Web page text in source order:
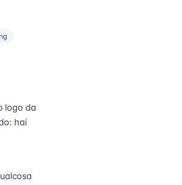
logo da
hai